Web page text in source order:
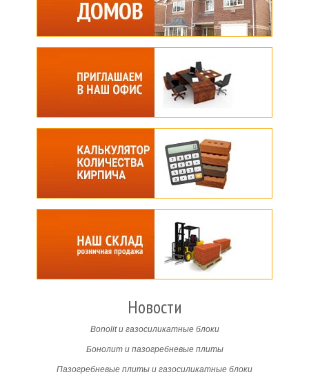
Новости
Bonolit и газосиликатные блоки
Бонолит и пазогребневые плиты
Пазогребневые плиты и газосиликатные блоки